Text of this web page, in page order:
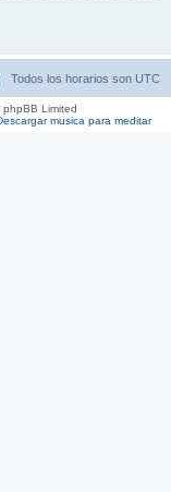
Todos los horarios son UTC
Limited
musica para meditar